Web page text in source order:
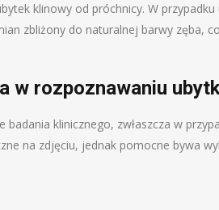
klinowy od próchnicy. W
zbliżony do naturalnej barwy zęba,
w rozpoznawaniu
badania klinicznego, zwłaszcza w
na zdjęciu, jednak pomocne bywa